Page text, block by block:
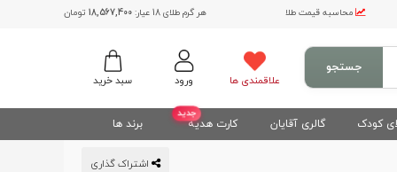
محاسبه قیمت طلا هر گرم طلای 18 عیار: 18,567,400 تومان
سبد خرید ورود علاقمندی ها
جستجو
کودک گالری آقایان
جدید
کارت هدیه برند ها